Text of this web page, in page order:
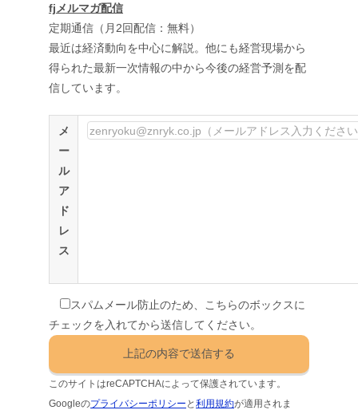
fjメルマガ配信
定期通信（月2回配信：無料）
最近は経済動向を中心に解説。他にも経営現場から
得られた最新一次情報の中から今後の経営予測を配
信しています。
メ
ー
ル
ア
ド
レ
ス
スパムメール防止のため、こちらのボックスに
チェックを入れてから送信してください。
このサイトはreCAPTCHAによって保護されています。
Googleのプライバシーポリシー と利用規約が適用されま